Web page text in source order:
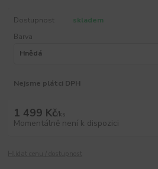
Dostupnost
skladem
Barva
Nejsme plátci DPH
1 499 Kč/ks
Momentálně není k dispozici